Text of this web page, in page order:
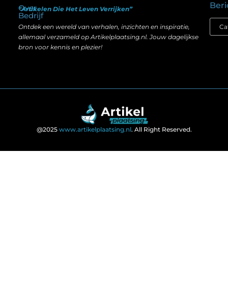
Over
Bedrijf
“Artikelen Die Het Leven Verrijken”
Ontdek een wereld van verhalen, inzichten en inspiratie,
allemaal verzameld op Artikelplaatsing.nl. Jouw dagelijkse
bron voor kennis en plezier!
@2025 www.artikelplaatsing.nl. All Right Reserved.